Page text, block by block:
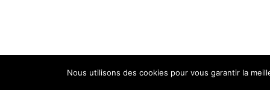
Nous utilisons des cookies pour vous garantir la